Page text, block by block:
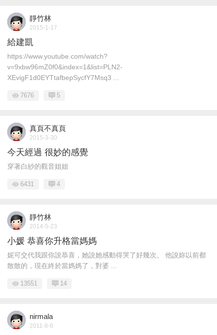
靜竹林
2015-1-17
給建凱
https://www.youtube.com/watch?
v=9xbw96mZ0f0&index=1&list=PLN2-
XEvigF1d0EYTtafbepSycfY7Msq3 ...
7676 5
真頁不真頁
2015-3-30
今天經過 很妙的感覺
穿著白紗的觀音姐姐
6431 4
靜竹林
2014-5-23
小媛 恭喜你升格當媽媽
妮可交代我跟你說恭喜，她說她感動得哭了好幾次。 他說妳以前都
散散的，現在終於當媽媽了，對婆 ...
13551 14
nirmala
2011-8-6